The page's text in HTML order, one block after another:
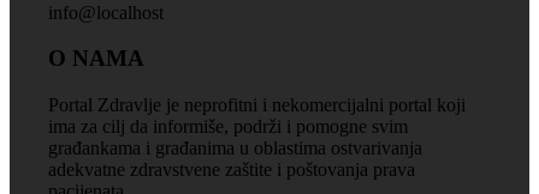
info@localhost
O NAMA
Portal Zdravlje je neprofitni i nekomercijalni portal koji
ima za cilj da informiše, podrži i pomogne svim
građankama i građanima u oblastima ostvarivanja
adekvatne zdravstvene zaštite i poštovanja prava